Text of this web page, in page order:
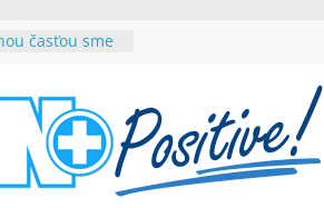
časťou sme
tímového
prvenstvo